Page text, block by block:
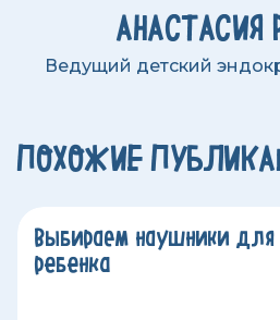
АНАСТАСИЯ
Ведущий детский
ПОХОЖИЕ
Выбираем наушники для
ребенка